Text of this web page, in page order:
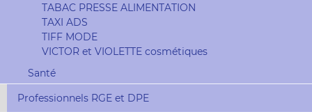
TABAC PRESSE ALIMENTATION
TAXI ADS
TIFF MODE
VICTOR et VIOLETTE cosmétiques
Santé
Professionnels RGE et DPE